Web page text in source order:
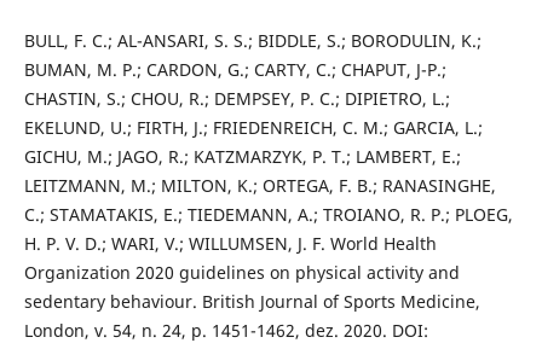
BULL, F. C.; AL-ANSARI, S. S.; BIDDLE, S.; BORODULIN, K.;
BUMAN, M. P.; CARDON, G.; CARTY, C.; CHAPUT, J-P.;
CHASTIN, S.; CHOU, R.; DEMPSEY, P. C.; DIPIETRO, L.;
EKELUND, U.; FIRTH, J.; FRIEDENREICH, C. M.; GARCIA, L.;
GICHU, M.; JAGO, R.; KATZMARZYK, P. T.; LAMBERT, E.;
LEITZMANN, M.; MILTON, K.; ORTEGA, F. B.; RANASINGHE,
C.; STAMATAKIS, E.; TIEDEMANN, A.; TROIANO, R. P.; PLOEG,
H. P. V. D.; WARI, V.; WILLUMSEN, J. F. World Health
Organization 2020 guidelines on physical activity and
sedentary behaviour. British Journal of Sports Medicine,
London, v. 54, n. 24, p. 1451-1462, dez. 2020. DOI: